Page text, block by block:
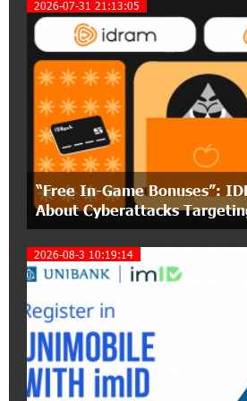
Ucom Introduces the
Package: 3 Services for
Month
"Monaco glamour, Vegas
- yet uniquely Armenian."
how Seven Visions is redefining world-
11:56:27 1-07-2026
Travel Without Borders:
15:08:55 30-06-2026
Artur Nakhshikyan has
Board of Unibank
2026-07-31 21:13:05
“Free In-Game Bonuses”:
About Cyberattacks
2026-08-3 10:19:14